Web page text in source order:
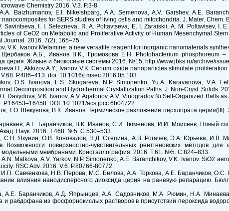
Chemistry 2016. V.3. P.3-8.
Baizhumanov, E.I. Nikelshparg, A.A. Semenova, A.V. Garshev, A.E.
for SERS studies of living cells and mitochondria. J. Mater. Chem.
Savintseva, I. I. Selezneva, R. A. Poltavtseva, E. I. Zaraiskii, A. M. Poltavtsev, I.
of CeO2 on Metabolic and Proliferative Activity of Human Mesenchymal
Journal. 2016. 7(2), 165–75.
V.K. Ivanov Melamine: a new versatile reagent for inorganic nanomaterials
А.Б., Иванов В.К., Громозова Е.Н. Photobacterium phosphoreum –
церия. Живые и биокосные системы 2016. №15, http://www.jbks.ru/archive/
I.I., Akkizov A.Y., Ivanov V.K. Cerium oxide nanoparticles stimulate
P.406–413. doi: 10.1016/j.msec.2016.05.103
O.S. Ivanova, L.S. Skogareva, N.P. Simonenko, Yu.A. Karavanova, V.A.
Decomposition and Hydrothermal Crystallization Paths. J. Non-Cryst. Solids.
Davydova, V.K. Ivanov, A.V. Agafonov, A.V. Vinogradov Ni Self-Organized Balls
P.16453–16458. DOI: 10.1021/acs.jpcc.6b04722
Т.О. Шекунова, В.К. Иванов. Термическое разложение перхлората
А.Е. Баранчиков, В.К. Иванов, С.И. Тюменова, И.И. Моисеев. Новый
Наук. 2016. Т.468. №5. С.530–533.
С.Н. Якунин, О.В. Коновалов, Н.Д. Степина, А.В. Рогачев, Э.А. Юрьева, И.В.
поверхностно-чувствительных рентгеновских методов для
модельными мембранами. Кристаллография. 2016. Т.61. №5. С.824–833.
Malkova, A.V. Yarkov, N.P. Simonenko, A.E. Baranchikov, V.K. Ivanov. SiO2
RSC Adv. 2016. V.6. P.80766-80772.
И.П. Савченкова, Н.В. Перова, М.С. Белова, А.А. Торкова, А.Е. Баранчиков,
влияния нанодисперсного диоксида церия на раневую репарацию.
А.Е. Баранчиков, А.Д. Япрынцев, А.А. Садовников, М.А. Рюмин, Н.А.
и рабдофана из фосфорнокислых растворов в присутствии пероксида